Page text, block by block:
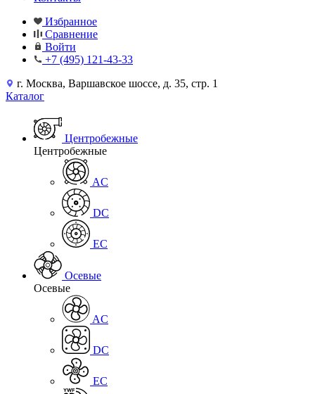
Избранное
Сравнение
Войти
+7 (495) 121-43-33
г. Москва, Варшавское шоссе, д. 35, стр. 1
Каталог
Центробежные
Центробежные
AC
DC
EC
Осевые
Осевые
AC
DC
EC